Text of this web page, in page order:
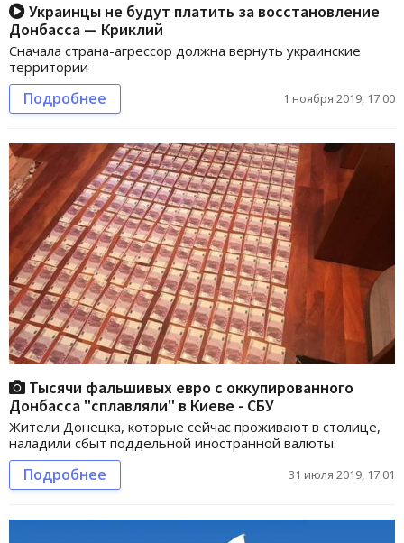
Украинцы не будут платить за восстановление
Донбасса — Криклий
Сначала страна-агрессор должна вернуть украинские
территории
Подробнее 1 ноября 2019, 17:00
Тысячи фальшивых евро с оккупированного
Донбасса "сплавляли" в Киеве - СБУ
Жители Донецка, которые сейчас проживают в столице,
наладили сбыт поддельной иностранной валюты.
Подробнее 31 июля 2019, 17:01